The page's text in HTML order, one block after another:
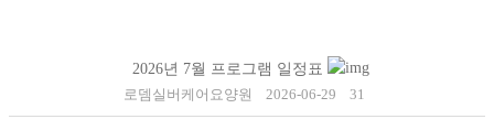
2026년 7월 프로그램 일정표
로뎀실버케어요양원
2026-06-29 31